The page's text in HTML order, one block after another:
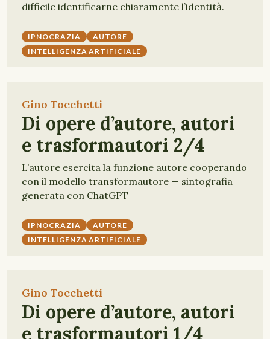
difficile identificarne chiaramente l’identità.
IPNOCRAZIA
AUTORE
INTELLIGENZA ARTIFICIALE
Gino Tocchetti
Di opere d’autore, autori
e trasformautori 2/4
L’autore esercita la funzione autore cooperando
con il modello transformautore — sintografia
generata con ChatGPT
IPNOCRAZIA
AUTORE
INTELLIGENZA ARTIFICIALE
Gino Tocchetti
Di opere d’autore, autori
e trasformautori 1/4